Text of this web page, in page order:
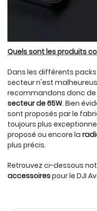
Quels sont les produits
Dans les différents
secteur n'est
recommandons donc de
secteur de 65W. Bien
sont proposés par le
toujours plus
proposé ou encore la
plus précis.
Retrouvez ci-dessous
accessoirespour le DJI